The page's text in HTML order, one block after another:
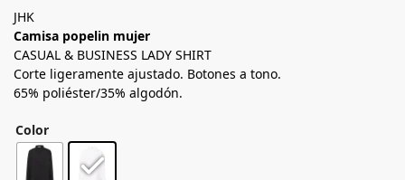
JHK
Camisa popelin mujer
CASUAL & BUSINESS LADY SHIRT
Corte ligeramente ajustado. Botones a tono.
65% poliéster/35% algodón.
Color